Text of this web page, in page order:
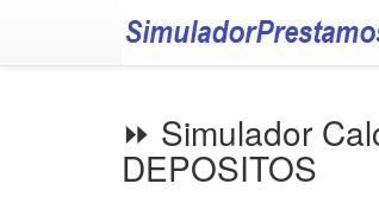
⏩ Simulador
DEPOSITOS